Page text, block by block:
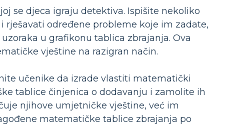
se djeca igraju detektiva. Ispišite nekoliko
rješavati određene probleme koje im zadate,
u grafikonu tablica zbrajanja. Ova
vještine na razigran način.
učenike da izrade vlastiti matematički
tablice činjenica o dodavanju i zamolite ih
njihove umjetničke vještine, već im
matematičke tablice zbrajanja po